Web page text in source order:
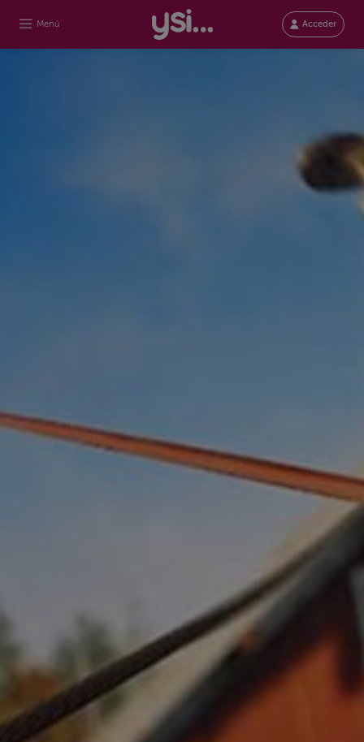
Menú Acceder